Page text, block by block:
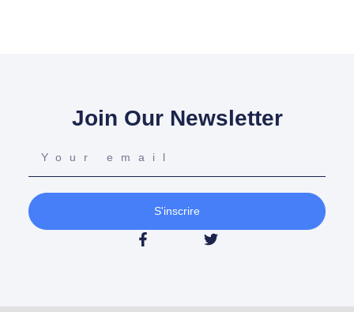
Join Our Newsletter
S'inscrire